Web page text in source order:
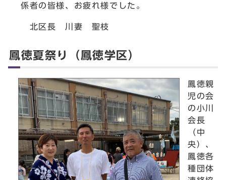
係者の皆様、お疲れ様でした。
北区長 川妻 聖枝
鳳徳夏祭り（鳳徳学区）
鳳徳親
児の会
の小川
会長
（中
央）、
鳳徳各
種団体